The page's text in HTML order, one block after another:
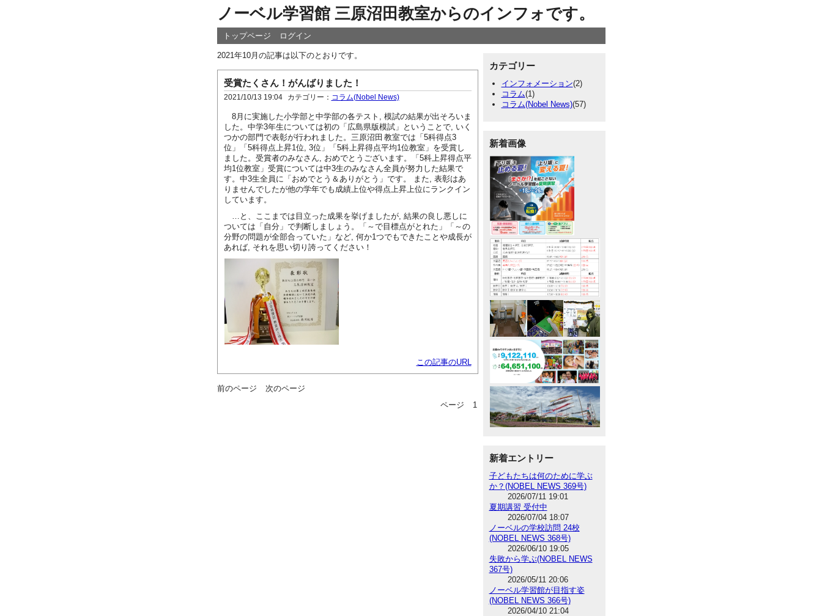
ノーベル学習館 三原沼田教室からのインフォです。
トップページ ログイン
2021年10月の記事は以下のとおりです。
受賞たくさん！がんばりました！
2021/10/13 19:04 カテゴリー： コラム(Nobel News)
8月に実施した小学部と中学部の各テスト, 模試の結果が出そろいま
した。中学3年生については初の「広島県版模試」ということで, いく
つかの部門で表彰が行われました。三原沼田 教室では「5科得点3
位」「5科得点上昇1位, 3位」「5科上昇得点平均1位教室」を受賞し
ました。受賞者のみなさん, おめでとうございます。「5科上昇得点平
均1位教室」受賞については中3生のみなさん全員が努力した結果で
す。中3生全員に「おめでとう＆ありがとう」です。 また, 表彰はあ
りませんでしたが他の学年でも成績上位や得点上昇上位にランクイン
しています。
…と、ここまでは目立った成果を挙げましたが, 結果の良し悪しに
ついては「自分」で判断しましょう。「～で目標点がとれた」「～の
分野の問題が全部合っていた」など, 何か1つでもできたことや成長が
あれば, それを思い切り誇ってください！
この記事のURL
前のページ
次のページ
ページ
1
カテゴリー
インフォメーション(2)
コラム(1)
コラム(Nobel News)(57)
新着画像
新着エントリー
子どもたちは何のために学ぶ
か？(NOBEL NEWS 369号)
2026/07/11 19:01
夏期講習 受付中
2026/07/04 18:07
ノーベルの学校訪問 24校
(NOBEL NEWS 368号)
2026/06/10 19:05
失敗から学ぶ(NOBEL NEWS
367号)
2026/05/11 20:06
ノーベル学習館が目指す姿
(NOBEL NEWS 366号)
2026/04/10 21:04